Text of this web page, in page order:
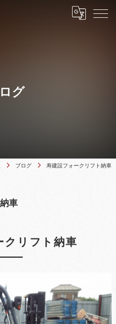
グ
ブログ 寿建設フォークリフト納車
車
クリフト納車